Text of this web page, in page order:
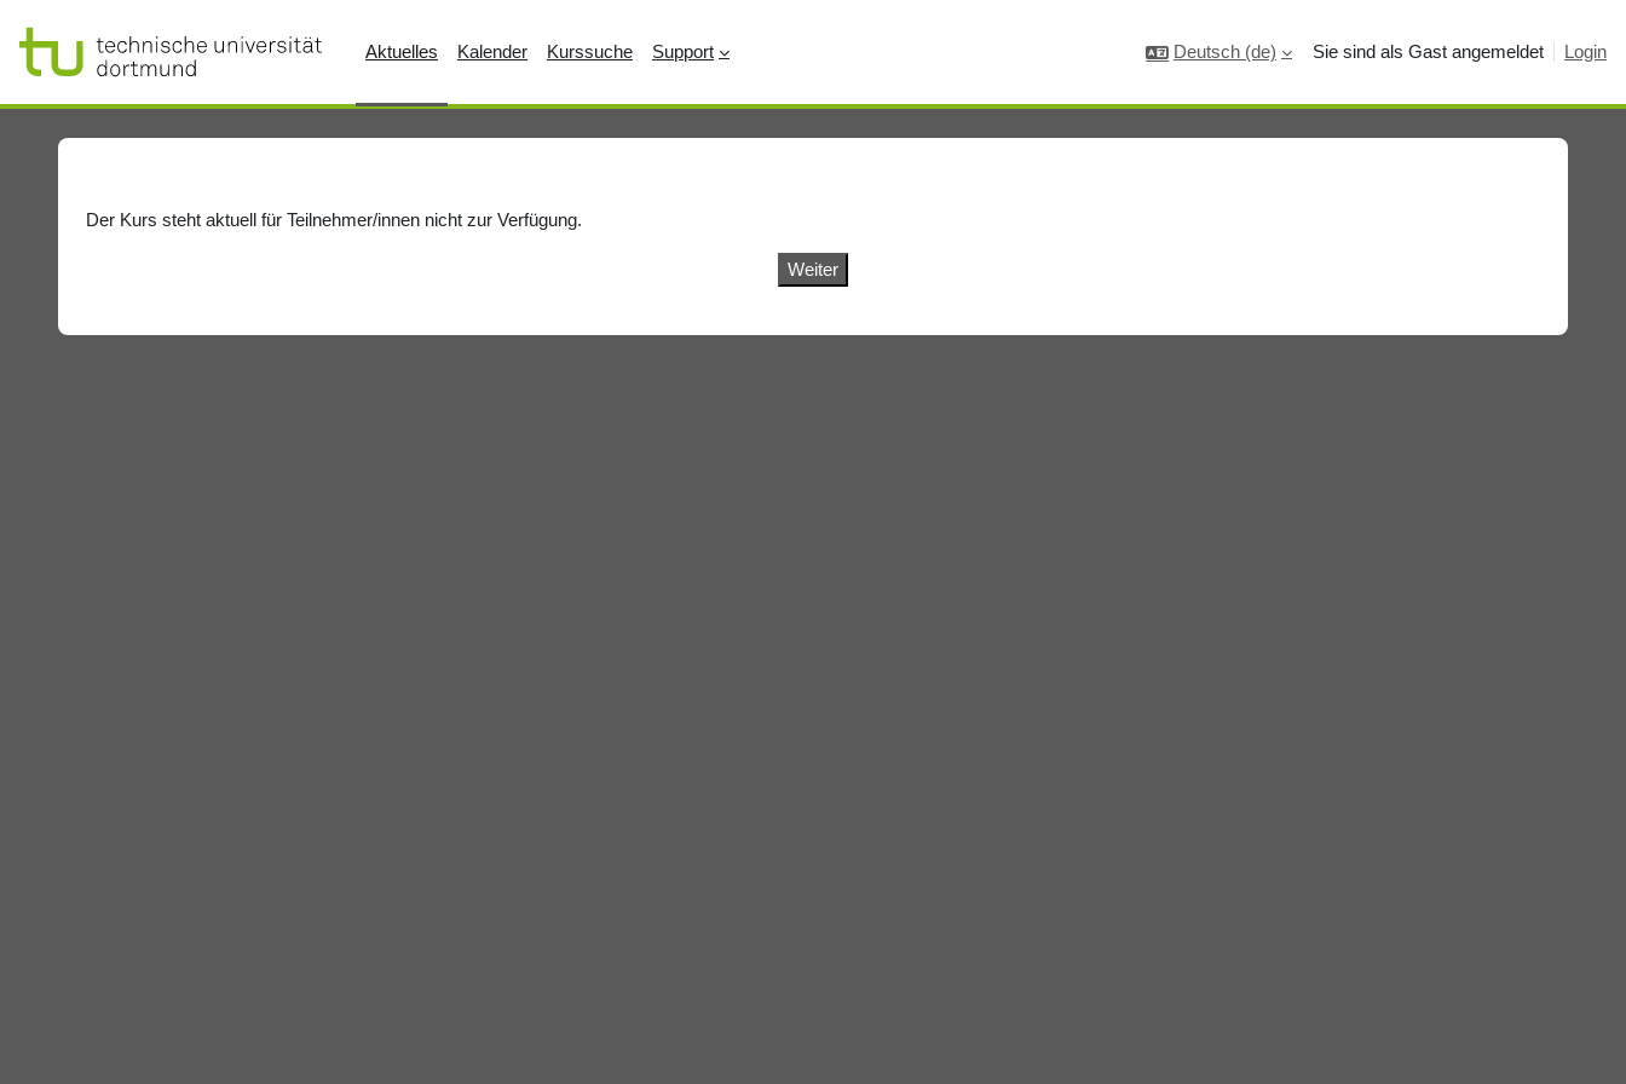
Aktuelles
Kalender Kurssuche Support Deutsch ‎(de)‎ Sie sind als Gast angemeldet Login
Der Kurs steht aktuell für Teilnehmer/innen nicht zur Verfügung.
Weiter